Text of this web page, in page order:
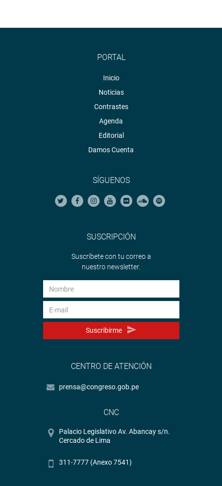
PORTAL
Inicio
Noticias
Contrastes
Agenda
Editorial
Damos Cuenta
SÍGUENOS
SUSCRIPCIÓN
Suscríbete con tu correo a
nuestro newsletter.
Suscribirme
CENTRO DE ATENCIÓN
prensa@congreso.gob.pe
CNC
Palacio Legislativo Av. Abancay s/n.
Cercado de Lima
311-7777 (Anexo 7541)